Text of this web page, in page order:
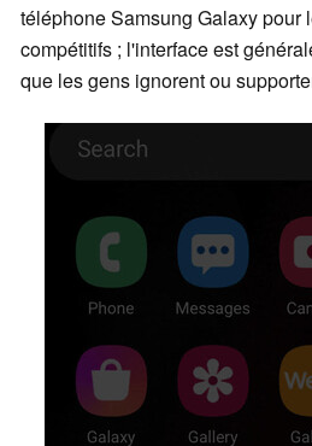
téléphone Samsung Galaxy pour
compétitifs ; l'interface est
que les gens ignorent ou